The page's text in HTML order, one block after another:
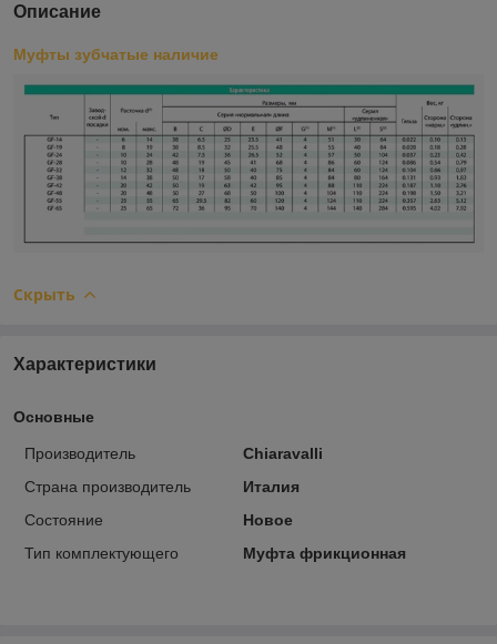
Описание
Муфты зубчатые наличие
Скрыть
Характеристики
Основные
Производитель
Chiaravalli
Страна производитель
Италия
Состояние
Новое
Тип комплектующего
Муфта фрикционная